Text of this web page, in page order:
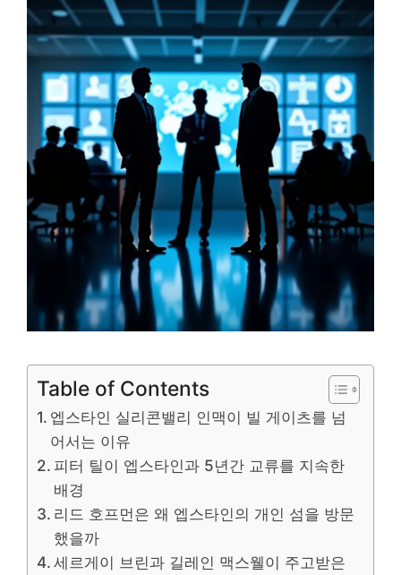
Table of Contents
엡스타인 실리콘밸리 인맥이 빌 게이츠를 넘
어서는 이유
피터 틸이 엡스타인과 5년간 교류를 지속한
배경
리드 호프먼은 왜 엡스타인의 개인 섬을 방문
했을까
세르게이 브린과 길레인 맥스웰이 주고받은